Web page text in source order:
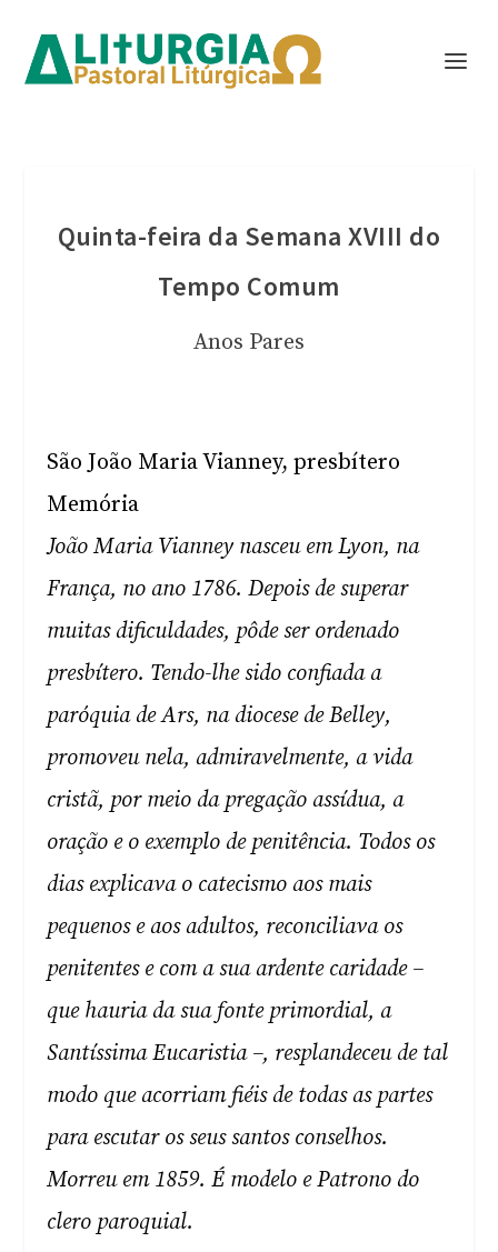
Quinta-feira da Semana XVIII do
Tempo Comum
Anos Pares
São João Maria Vianney, presbítero
Memória
João Maria Vianney nasceu em Lyon, na
França, no ano 1786. Depois de superar
muitas dificuldades, pôde ser ordenado
presbítero. Tendo-lhe sido confiada a
paróquia de Ars, na diocese de Belley,
promoveu nela, admiravelmente, a vida
cristã, por meio da pregação assídua, a
oração e o exemplo de penitência. Todos os
dias explicava o catecismo aos mais
pequenos e aos adultos, reconciliava os
penitentes e com a sua ardente caridade –
que hauria da sua fonte primordial, a
Santíssima Eucaristia –, resplandeceu de tal
modo que acorriam fiéis de todas as partes
para escutar os seus santos conselhos.
Morreu em 1859. É modelo e Patrono do
clero paroquial.